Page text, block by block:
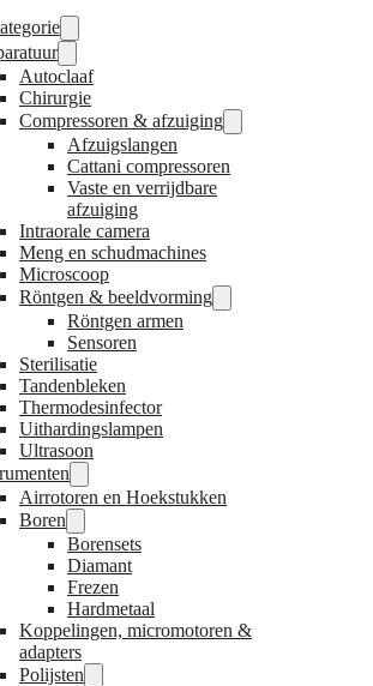
Autoclaaf
Chirurgie
Compressoren & afzuiging
Afzuigslangen
Cattani compressoren
Vaste en verrijdbare
afzuiging
Intraorale camera
Meng en schudmachines
Microscoop
Röntgen & beeldvorming
Röntgen armen
Sensoren
Sterilisatie
Tandenbleken
Thermodesinfector
Uithardingslampen
Ultrasoon
Airrotoren en Hoekstukken
Boren
Borensets
Diamant
Frezen
Hardmetaal
Koppelingen, micromotoren &
adapters
Polijsten